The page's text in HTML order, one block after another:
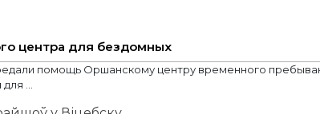
центра для бездомных
помощь Оршанскому центру временного
...